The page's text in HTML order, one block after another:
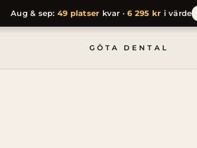
GÖTA DENTAL
Aug & sep: 49 platser kvar ·6 295 kr i värde